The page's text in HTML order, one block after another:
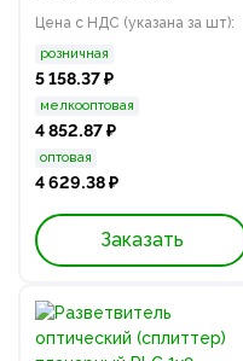
Цена с НДС (указана за шт):
розничная
5 158.37 ₽
мелкооптовая
4 852.87 ₽
оптовая
4 629.38 ₽
Заказать